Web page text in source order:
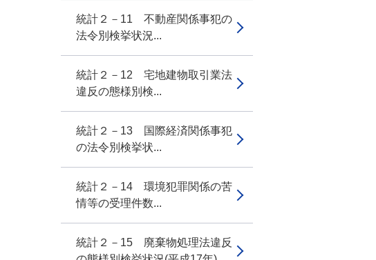
統計２－11 不動産関係事犯の
法令別検挙状況...
統計２－12 宅地建物取引業法
違反の態様別検...
統計２－13 国際経済関係事犯
の法令別検挙状...
統計２－14 環境犯罪関係の苦
情等の受理件数...
統計２－15 廃棄物処理法違反